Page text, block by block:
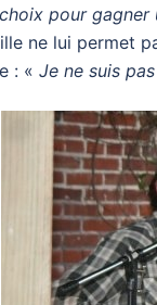
choix pour
ne lui permet
: « Je ne suis